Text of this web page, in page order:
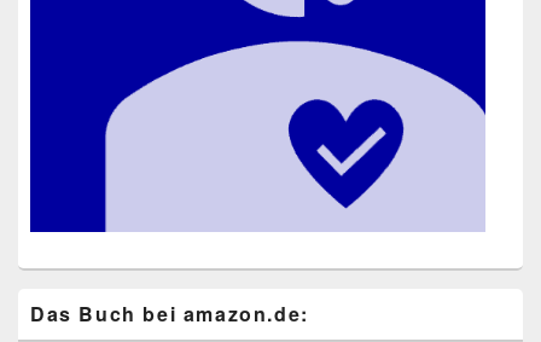
Das Buch bei ama​zon​.de: